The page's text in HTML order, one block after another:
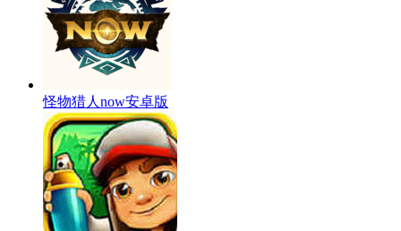
怪物猎人now安卓版